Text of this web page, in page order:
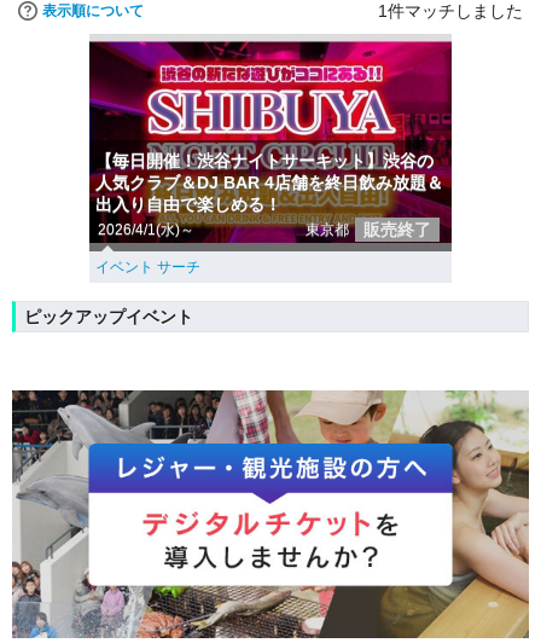
表示順について 1件マッチしました
【毎日開催！渋谷ナイトサーキット】渋谷の
人気クラブ＆DJ BAR 4店舗を終日飲み放題＆
出入り自由で楽しめる！
2026/4/1(水)～ 東京都 販売終了
イベント サーチ
ピックアップイベント